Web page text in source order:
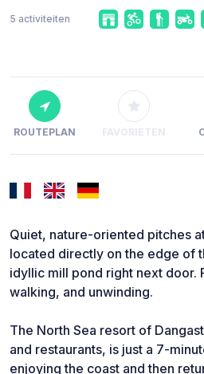
5 activiteiten
ROUTEPLAN FAVORIETEN
Quiet, nature-oriented pitches
located directly on the edge of
idyllic mill pond right next door.
walking, and unwinding.
The North Sea resort of
and restaurants, is just a 7-
enjoying the coast and then